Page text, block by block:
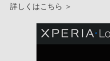
詳しくはこちら ＞